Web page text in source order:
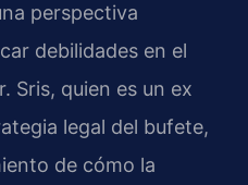
perspectiva
debilidades en el
Sris, quien es un ex
legal del bufete,
de cómo la